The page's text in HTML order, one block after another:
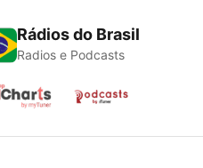
Rádios do Brasil
Radios e Podcasts